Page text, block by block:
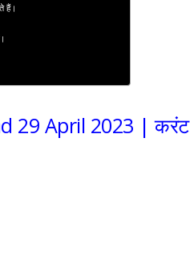
हैं।
29 April 2023 | करंट